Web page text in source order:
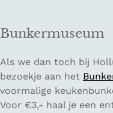
Bunkermuseum
Als we dan toch bij
bezoekje aan het
voormalige
Voor €3,- haal je een